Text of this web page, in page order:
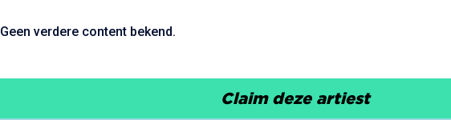
Geen verdere content bekend.
Claim deze artiest